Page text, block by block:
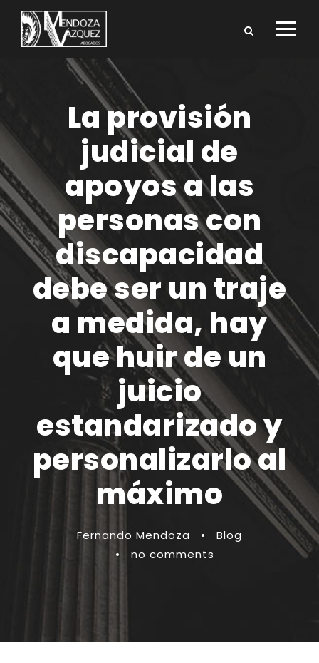
La provisión
judicial de
apoyos a las
personas con
discapacidad
debe ser un traje
a medida, hay
que huir de un
juicio
estandarizado y
personalizarlo al
máximo
Fernando Mendoza •
Blog
•
no comments